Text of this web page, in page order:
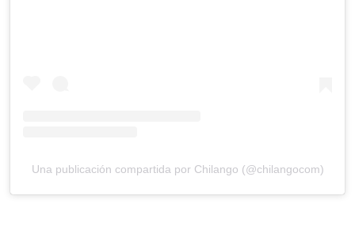
Una publicación compartida por Chilango (@chilangocom)